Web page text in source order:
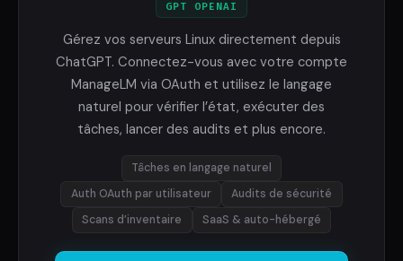
GPT OPENAI
Gérez vos serveurs Linux directement depuis
ChatGPT. Connectez-vous avec votre compte
ManageLM via OAuth et utilisez le langage
naturel pour vérifier l’état, exécuter des
tâches, lancer des audits et plus encore.
Tâches en langage naturel
Auth OAuth par utilisateur
Audits de sécurité
Scans d’inventaire
SaaS & auto-hébergé